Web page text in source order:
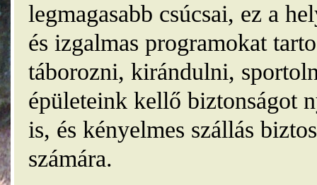
legmagasabb csúcsai, ez a
és izgalmas programokat
táborozni, kirándulni,
épületeink kellő biztonságot
is, és kényelmes szállás
számára.